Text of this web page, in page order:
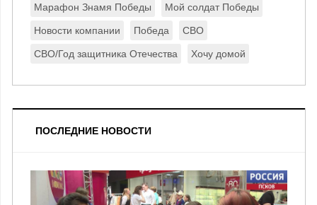
Марафон Знамя Победы Мой солдат Победы
Новости компании Победа СВО
СВО/Год защитника Отечества Хочу домой
ПОСЛЕДНИЕ НОВОСТИ